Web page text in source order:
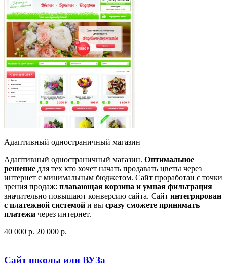
Адаптивный одностраничный магазин
Адаптивный одностраничный магазин. Оптимальное
решение для тех кто хочет начать продавать цветы через
интернет с минимальным бюджетом. Сайт проработан с точки
зрения продаж: плавающая корзина и умная фильтрация
значительно повышают конверсию сайта. Сайт интегрирован
с платежной системой и вы сразу сможете принимать
платежи через интернет.
40 000 p. 20 000 p.
Сайт школы или ВУЗа